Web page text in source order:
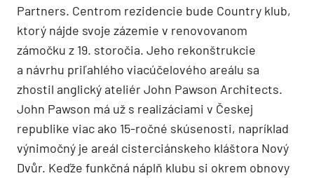
Partners. Centrom rezidencie bude Country klub,
ktorý nájde svoje zázemie v renovovanom
zámočku z 19. storočia. Jeho rekonštrukcie
a návrhu priľahlého viacúčelového areálu sa
zhostil anglický ateliér John Pawson Architects.
John Pawson má už s realizáciami v Českej
republike viac ako 15-ročné skúsenosti, napríklad
výnimočný je areál cisterciánskeho kláštora Nový
Dvůr. Keďže funkčná náplň klubu si okrem obnovy